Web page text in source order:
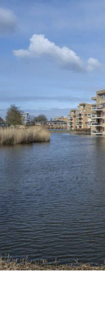
de zijkant van het
te openen vanuit de auto.
er geheel opgericht om
in de sauna.
gebruik van de eigen